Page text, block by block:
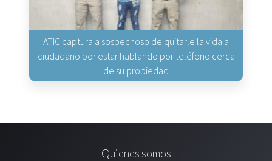
ATIC captura a sospechoso de quitarle la vida a
ciudadano por estar hablando por teléfono cerca
de su propiedad
Quienes somos